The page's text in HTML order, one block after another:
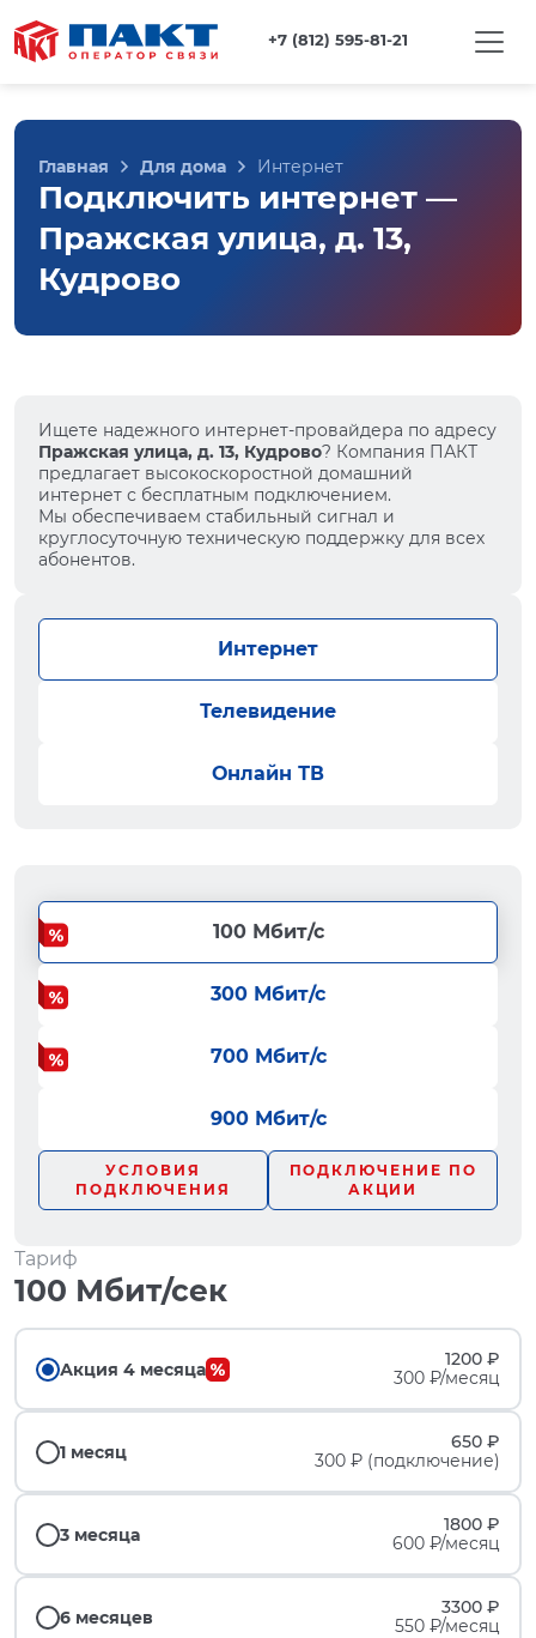
+7 (812) 595-81-21
Главная Для дома Интернет
Подключить интернет —
Пражская улица, д. 13,
Кудрово
Ищете надежного интернет-провайдера по адресу
Пражская улица, д. 13, Кудрово? Компания ПАКТ
предлагает высокоскоростной домашний
интернет с бесплатным подключением.
Мы обеспечиваем стабильный сигнал и
круглосуточную техническую поддержку для всех
абонентов.
Интернет
Телевидение
Онлайн ТВ
100 Мбит/с
300 Мбит/с
700 Мбит/с
900 Мбит/с
УСЛОВИЯ
ПОДКЛЮЧЕНИЯ
ПОДКЛЮЧЕНИЕ ПО
АКЦИИ
Тариф
100 Мбит/сек
Акция 4 месяца
1200 ₽
300 ₽/месяц
1 месяц
650 ₽
300 ₽ (подключение)
3 месяца
1800 ₽
600 ₽/месяц
6 месяцев
3300 ₽
550 ₽/месяц